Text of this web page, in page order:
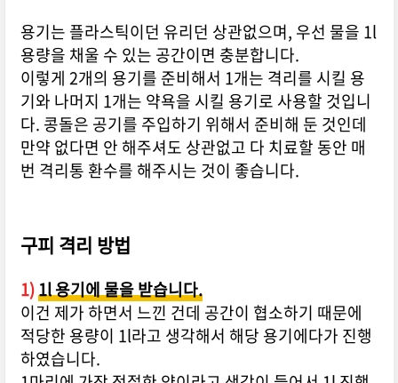
용기는 플라스틱이던 유리던 상관없으며, 우선 물을 1l
용량을 채울 수 있는 공간이면 충분합니다.
이렇게 2개의 용기를 준비해서 1개는 격리를 시킬 용
기와 나머지 1개는 약욕을 시킬 용기로 사용할 것입니
다. 콩돌은 공기를 주입하기 위해서 준비해 둔 것인데
만약 없다면 안 해주셔도 상관없고 다 치료할 동안 매
번 격리통 환수를 해주시는 것이 좋습니다.
구피 격리 방법
1)1l 용기에 물을 받습니다.
이건 제가 하면서 느낀 건데 공간이 협소하기 때문에
적당한 용량이 1l라고 생각해서 해당 용기에다가 진행
하였습니다.